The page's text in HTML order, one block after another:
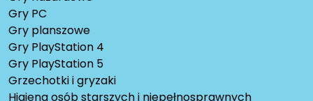
Gry PC
Gry planszowe
Gry PlayStation 4
Gry PlayStation 5
Grzechotki i gryzaki
Higiena osób starszych i niepełnosprawnych